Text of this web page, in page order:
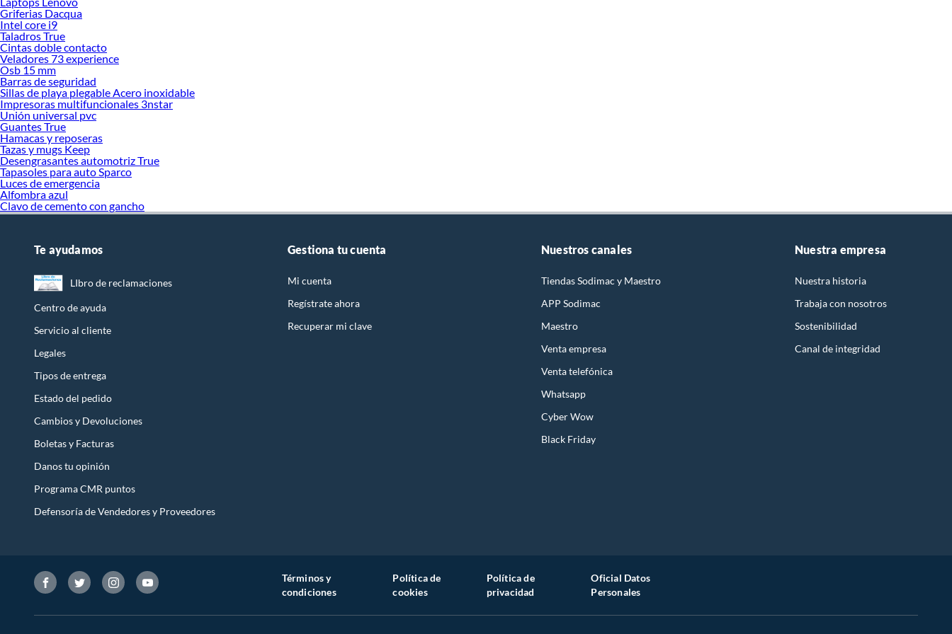
Griferias Dacqua
Intel core i9
Taladros True
Cintas doble contacto
Veladores 73 experience
Osb 15 mm
Barras de seguridad
Sillas de playa plegable Acero inoxidable
Impresoras multifuncionales 3nstar
Unión universal pvc
Guantes True
Hamacas y reposeras
Tazas y mugs Keep
Desengrasantes automotriz True
Tapasoles para auto Sparco
Luces de emergencia
Alfombra azul
Clavo de cemento con gancho
Te ayudamos
LIbro de reclamaciones
Centro de ayuda
Servicio al cliente
Legales
Tipos de entrega
Estado del pedido
Cambios y Devoluciones
Boletas y Facturas
Danos tu opinión
Programa CMR puntos
Defensoría de Vendedores y Proveedores
Gestiona tu cuenta
Mi cuenta
Regístrate ahora
Recuperar mi clave
Nuestros canales
Tiendas Sodimac y Maestro
APP Sodimac
Maestro
Venta empresa
Venta telefónica
Whatsapp
Cyber Wow
Black Friday
Nuestra empresa
Nuestra historia
Trabaja con nosotros
Sostenibilidad
Canal de integridad
Términos y
condiciones
Política de
cookies
Política de
privacidad
Oficial Datos
Personales